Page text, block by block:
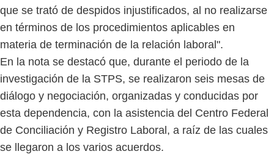
que se trató de despidos injustificados, al no realizarse
en términos de los procedimientos aplicables en
materia de terminación de la relación laboral".
En la nota se destacó que, durante el periodo de la
investigación de la STPS, se realizaron seis mesas de
diálogo y negociación, organizadas y conducidas por
esta dependencia, con la asistencia del Centro Federal
de Conciliación y Registro Laboral, a raíz de las cuales
se llegaron a los varios acuerdos.